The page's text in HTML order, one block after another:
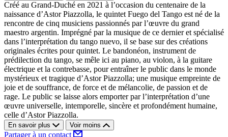
Créé au Grand-Duché en 2021 à l’occasion du centenaire de la
naissance d’Astor Piazzolla, le quintet Fuego del Tango est né de la
rencontre de cinq musiciens passionnés par l’œuvre du grand
maestro argentin. Imprégné par la musique de ce dernier et spécialisé
dans l’interprétation du tango nuevo, il se base sur des créations
originales écrites pour quintet. Le bandonéon, instrument de
prédilection du tango, se mêle ici au piano, au violon, à la guitare
électrique et la contrebasse, pour entraîner le public dans le monde
mystérieux et tragique d’Astor Piazzolla; une musique empreinte de
joie et de souffrance, de force et de mélancolie, de passion et de
rage. Le public se laisse alors emporter par l’interprétation d’une
œuvre universelle, intemporelle, sincère et profondément humaine,
celle d’Astor Piazzolla.
En savoir plus Voir moins
Partager à un contact